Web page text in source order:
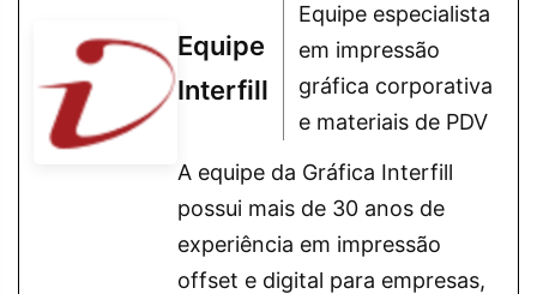
Equipe
Interfill
Equipe especialista
em impressão
gráfica corporativa
e materiais de PDV
A equipe da Gráfica Interfill
possui mais de 30 anos de
experiência em impressão
offset e digital para empresas,